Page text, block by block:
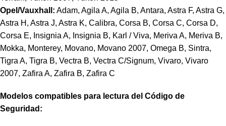
Opel/Vauxhall: Adam, Agila A, Agila B, Antara, Astra F, Astra G,
Astra H, Astra J, Astra K, Calibra, Corsa B, Corsa C, Corsa D,
Corsa E, Insignia A, Insignia B, Karl / Viva, Meriva A, Meriva B,
Mokka, Monterey, Movano, Movano 2007, Omega B, Sintra,
Tigra A, Tigra B, Vectra B, Vectra C/Signum, Vivaro, Vivaro
2007, Zafira A, Zafira B, Zafira C
Modelos compatibles para lectura del Código de
Seguridad: